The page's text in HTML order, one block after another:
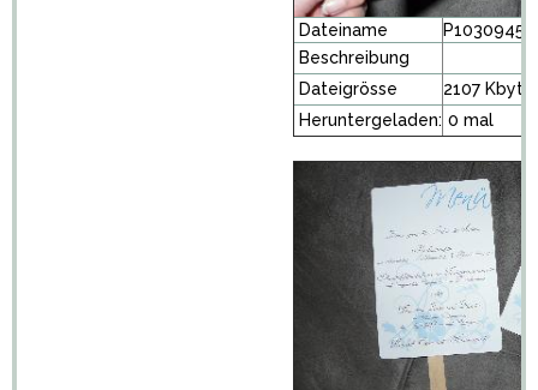
Dateiname
Beschreibung
Dateigrösse
2107
Heruntergeladen: 0 mal